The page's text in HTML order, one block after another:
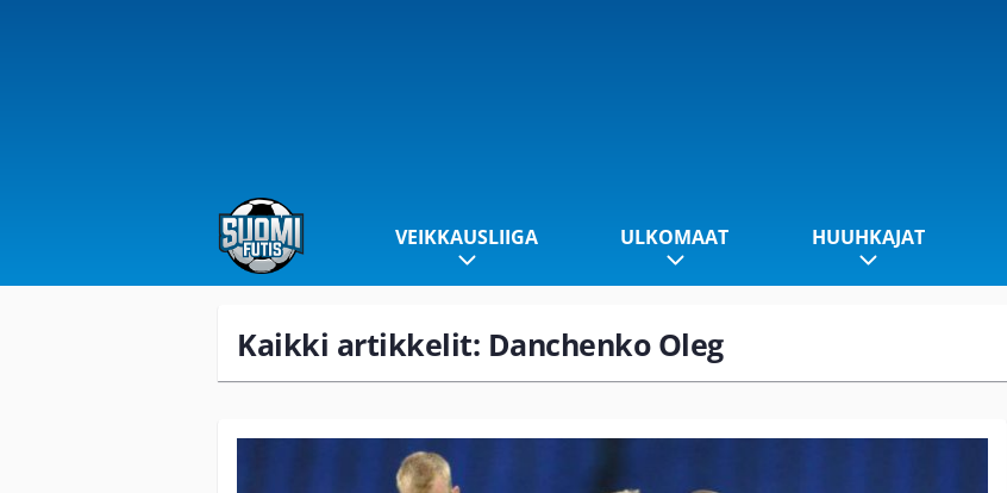
VEIKKAUSLIIGA ULKOMAAT HUUHKAJAT
Kaikki artikkelit: Danchenko Oleg